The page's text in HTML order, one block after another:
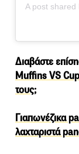
Διαβάστε
Muffins VS
τους;
Γιαπωνέζικα
λαχταριστά